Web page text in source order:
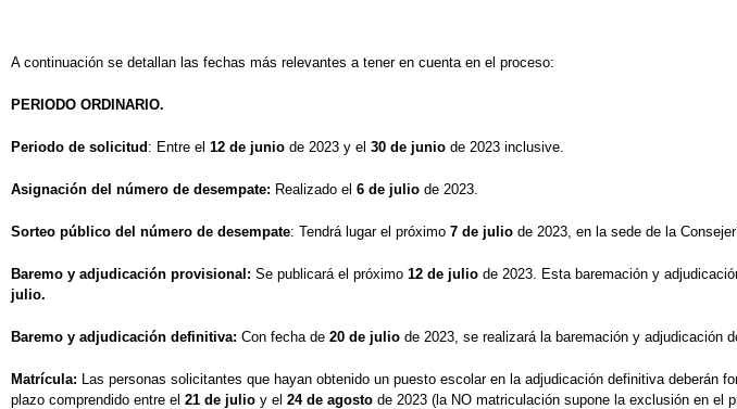
A continuación se detallan las fechas más relevantes a tener en cuenta en el proceso:
PERIODO ORDINARIO.
Periodo de solicitud: Entre el 12 de junio de 2023 y el 30 de junio de 2023 inclusive.
Asignación del número de desempate: Realizado el 6 de julio de 2023.
Sorteo público del número de desempate: Tendrá lugar el próximo 7 de julio de 2023, en la sede de la
Baremo y adjudicación provisional: Se publicará el próximo 12 de julio de 2023. Esta baremación y
julio.
Baremo y adjudicación definitiva: Con fecha de 20 de julio de 2023, se realizará la baremación y adjudicación
Matrícula: Las personas solicitantes que hayan obtenido un puesto escolar en la adjudicación definitiva
plazo comprendido entre el 21 de julio y el 24 de agosto de 2023 (la NO matriculación supone la exclusión en el